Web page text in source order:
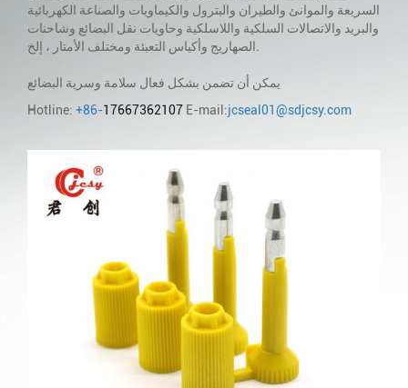
السريعة والموانئ والطيران والبترول والكيماويات والصناعة الكهربائية
والبريد والاتصالات السلكية واللاسلكية وحاويات نقل البضائع وشاحنات
يمكن أن تضمن بشكل فعال سلامة وسرية البضائع
Hotline: +86-17667362107 E-mail:jcseal01@sdjcsy.com